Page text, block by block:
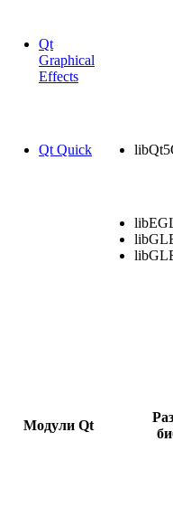
Qt
Graphical
Effects
Qt Quick
Модули Qt